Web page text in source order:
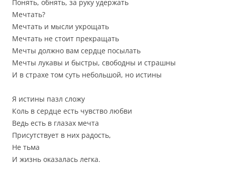
Понять, обнять, за руку удержать
Мечтать?
Мечтать и мысли укрощать
Мечтать не стоит прекращать
Мечты должно вам сердце посылать
Мечты лукавы и быстры, свободны и страшны
И в страхе том суть небольшой, но истины
Я истины пазл сложу
Коль в сердце есть чувство любви
Ведь есть в глазах мечта
Присутствует в них радость,
Не тьма
И жизнь оказалась легка.